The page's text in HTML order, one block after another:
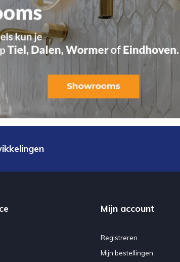
Mijn account
Registreren
Mijn bestellingen